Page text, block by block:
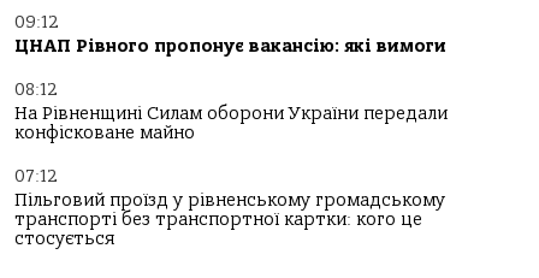
09:12
ЦНАП Рівного пропонує вакансію: які вимоги
08:12
На Рівненщині Силам оборони України передали
конфісковане майно
07:12
Пільговий проїзд у рівненському громадському
транспорті без транспортної картки: кого це
стосується